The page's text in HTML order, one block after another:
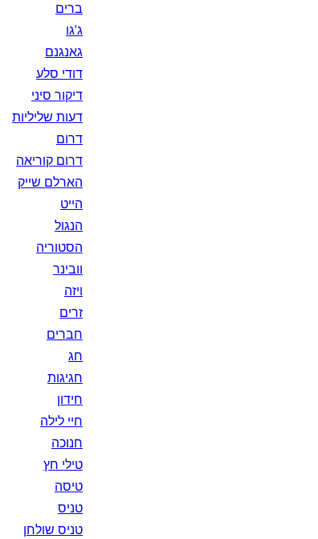
ברים
ג'גו
גאנגנם
דודי סלע
דיקור סיני
דעות שליליות
דרום
דרום קוריאה
הארלם שייק
הייט
הנגול
הסטוריה
וובינר
ויזה
זרים
חברים
חג
חגיגות
חידון
חיי לילה
חנוכה
טילי חץ
טיסה
טניס
טניס שולחן